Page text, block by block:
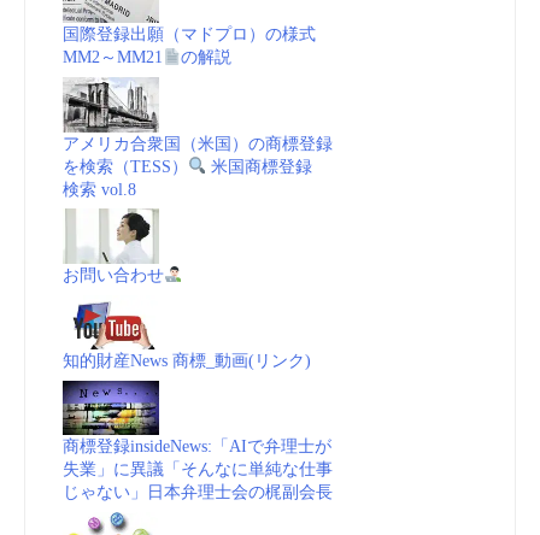
国際登録出願（マドプロ）の様式
MM2～MM21
の解説
アメリカ合衆国（米国）の商標登録
を検索（TESS）
米国商標登録
検索 vol.8
お問い合わせ
知的財産News 商標_動画(リンク)
商標登録insideNews:「AIで弁理士が
失業」に異議「そんなに単純な仕事
じゃない」日本弁理士会の梶副会長